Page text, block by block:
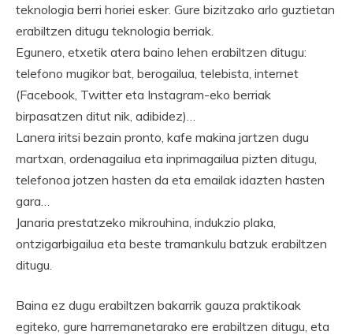
teknologia berri horiei esker. Gure bizitzako arlo guztietan
erabiltzen ditugu teknologia berriak.
Egunero, etxetik atera baino lehen erabiltzen ditugu:
telefono mugikor bat, berogailua, telebista, internet
(Facebook, Twitter eta Instagram-eko berriak
birpasatzen ditut nik, adibidez)…
Lanera iritsi bezain pronto, kafe makina jartzen dugu
martxan, ordenagailua eta inprimagailua pizten ditugu,
telefonoa jotzen hasten da eta emailak idazten hasten
gara…
Janaria prestatzeko mikrouhina, indukzio plaka,
ontzigarbigailua eta beste tramankulu batzuk erabiltzen
ditugu.
Baina ez dugu erabiltzen bakarrik gauza praktikoak
egiteko, gure harremanetarako ere erabiltzen ditugu, eta